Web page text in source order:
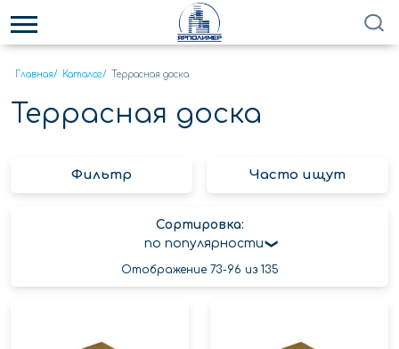
Главная/ Каталог/ Террасная доска
Террасная доска
Фильтр Часто ищут
Сортировка:
по популярности
Отображение 73-96 из 135